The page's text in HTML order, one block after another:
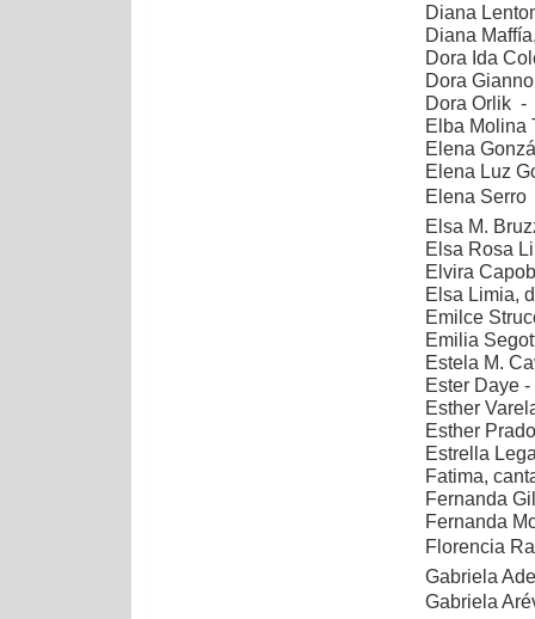
Diana
Diana
Dora Ida
Dora
Dora Orlik -
Elba Molina
Elena
Elena Luz
Elena Serro
Elsa M.
Elsa Rosa
Elvira
Elsa Limia,
Emilce
Emilia
Estela M.
Ester Daye
Esther
Esther Prado
Estrella
Fatima,
Fernanda
Fernanda
Florencia
Gabriela
Gabriela